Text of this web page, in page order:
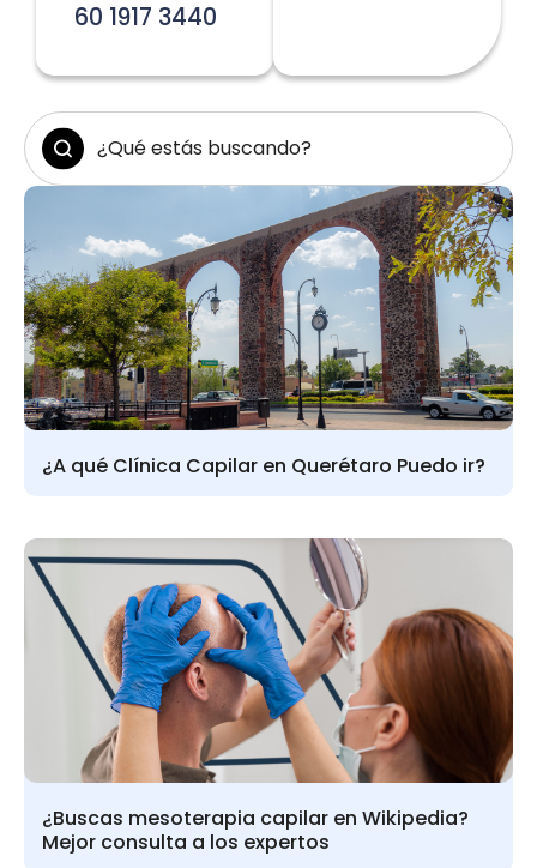
60 1917 3440
¿A qué Clínica Capilar en Querétaro Puedo ir?
¿Buscas mesoterapia capilar en Wikipedia?
Mejor consulta a los expertos